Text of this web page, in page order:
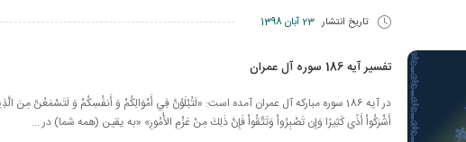
تاریخ انتشار 23 آبان 1398
تفسیر آیه 186 سوره آل عمران
در آیه 186 سوره مبارکه آل عمران آمده است: «لَتُبْلَوُنَّ فِي أَمْوَالِكُمْ وَ أَنفُسِكُمْ وَ لَتَسْمَعُنَّ
أَشْرَكُواْ أَذًى كَثِيرًا وَإِن تَصْبِرُواْ وَتَتَّقُواْ فَإِنَّ ذَلِكَ مِنْ عَزْمِ الأُمُورِ» «به یقین (همه شما) در ...